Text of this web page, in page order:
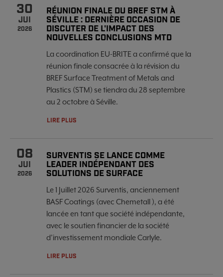
30
JUI
2026
RÉUNION FINALE DU BREF STM À
SÉVILLE : DERNIÈRE OCCASION DE
DISCUTER DE L'IMPACT DES
NOUVELLES CONCLUSIONS MTD
La coordination EU-BRITE a confirmé que la
réunion finale consacrée à la révision du
BREF Surface Treatment of Metals and
Plastics (STM) se tiendra du 28 septembre
au 2 octobre à Séville.
LIRE PLUS
08
JUI
2026
SURVENTIS SE LANCE COMME
LEADER INDÉPENDANT DES
SOLUTIONS DE SURFACE
Le 1 Juillet 2026 Surventis, anciennement
BASF Coatings (avec Chemetall ), a été
lancée en tant que société indépendante,
avec le soutien financier de la société
d’investissement mondiale Carlyle.
LIRE PLUS